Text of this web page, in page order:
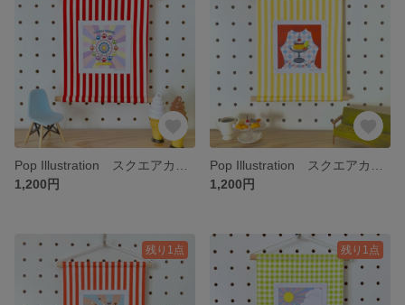
1,200円
1,200円
残り1点 残り1点